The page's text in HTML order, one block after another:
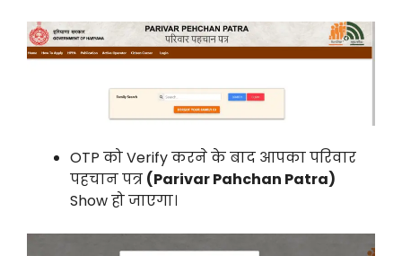
OTP को Verify करने के बाद आपका परिवार
पहचान पत्र (Parivar Pahchan Patra)
Show हो जाएगा।